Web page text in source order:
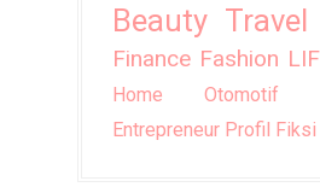
Beauty Travel
Finance Fashion
Home Otomotif
Entrepreneur Profil Fiksi